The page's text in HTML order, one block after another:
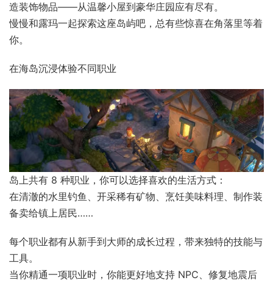
造装饰物品——从温馨小屋到豪华庄园应有尽有。
慢慢和露玛一起探索这座岛屿吧，总有些惊喜在角落里等着
你。
在海岛沉浸体验不同职业
岛上共有 8 种职业，你可以选择喜欢的生活方式：
在清澈的水里钓鱼、开采稀有矿物、烹饪美味料理、制作装
备卖给镇上居民……
每个职业都有从新手到大师的成长过程，带来独特的技能与
工具。
当你精通一项职业时，你能更好地支持 NPC、修复地震后